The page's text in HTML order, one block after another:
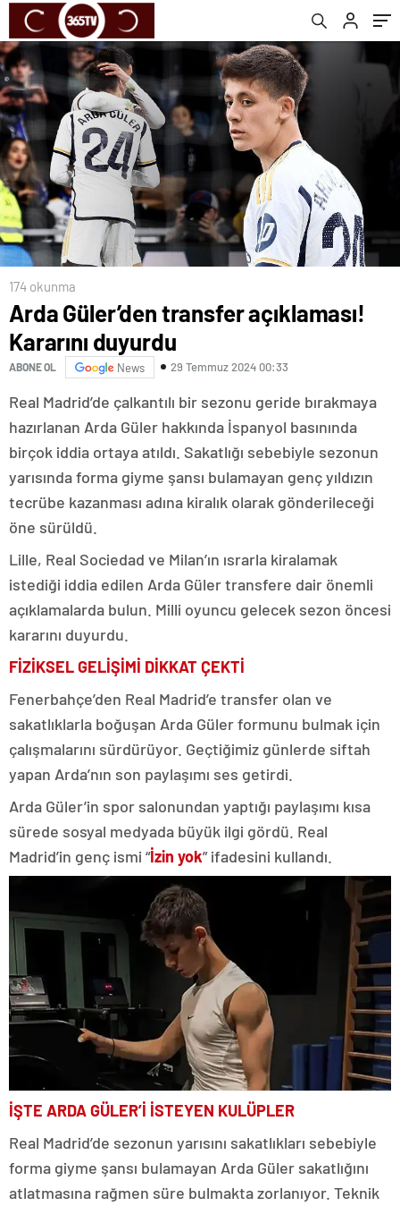
174 okunma
Arda Güler’den transfer açıklaması!
Kararını duyurdu
ABONE OL News 29 Temmuz 2024 00:33
Real Madrid’de çalkantılı bir sezonu geride bırakmaya
hazırlanan Arda Güler hakkında İspanyol basınında
birçok iddia ortaya atıldı. Sakatlığı sebebiyle sezonun
yarısında forma giyme şansı bulamayan genç yıldızın
tecrübe kazanması adına kiralık olarak gönderileceği
öne sürüldü.
Lille, Real Sociedad ve Milan’ın ısrarla kiralamak
istediği iddia edilen Arda Güler transfere dair önemli
açıklamalarda bulun. Milli oyuncu gelecek sezon öncesi
kararını duyurdu.
FİZİKSEL GELİŞİMİ DİKKAT ÇEKTİ
Fenerbahçe’den Real Madrid’e transfer olan ve
sakatlıklarla boğuşan Arda Güler formunu bulmak için
çalışmalarını sürdürüyor. Geçtiğimiz günlerde siftah
yapan Arda’nın son paylaşımı ses getirdi.
Arda Güler’in spor salonundan yaptığı paylaşımı kısa
sürede sosyal medyada büyük ilgi gördü. Real
Madrid’in genç ismi “İzin yok” ifadesini kullandı.
İŞTE ARDA GÜLER’İ İSTEYEN KULÜPLER
Real Madrid’de sezonun yarısını sakatlıkları sebebiyle
forma giyme şansı bulamayan Arda Güler sakatlığını
atlatmasına rağmen süre bulmakta zorlanıyor. Teknik